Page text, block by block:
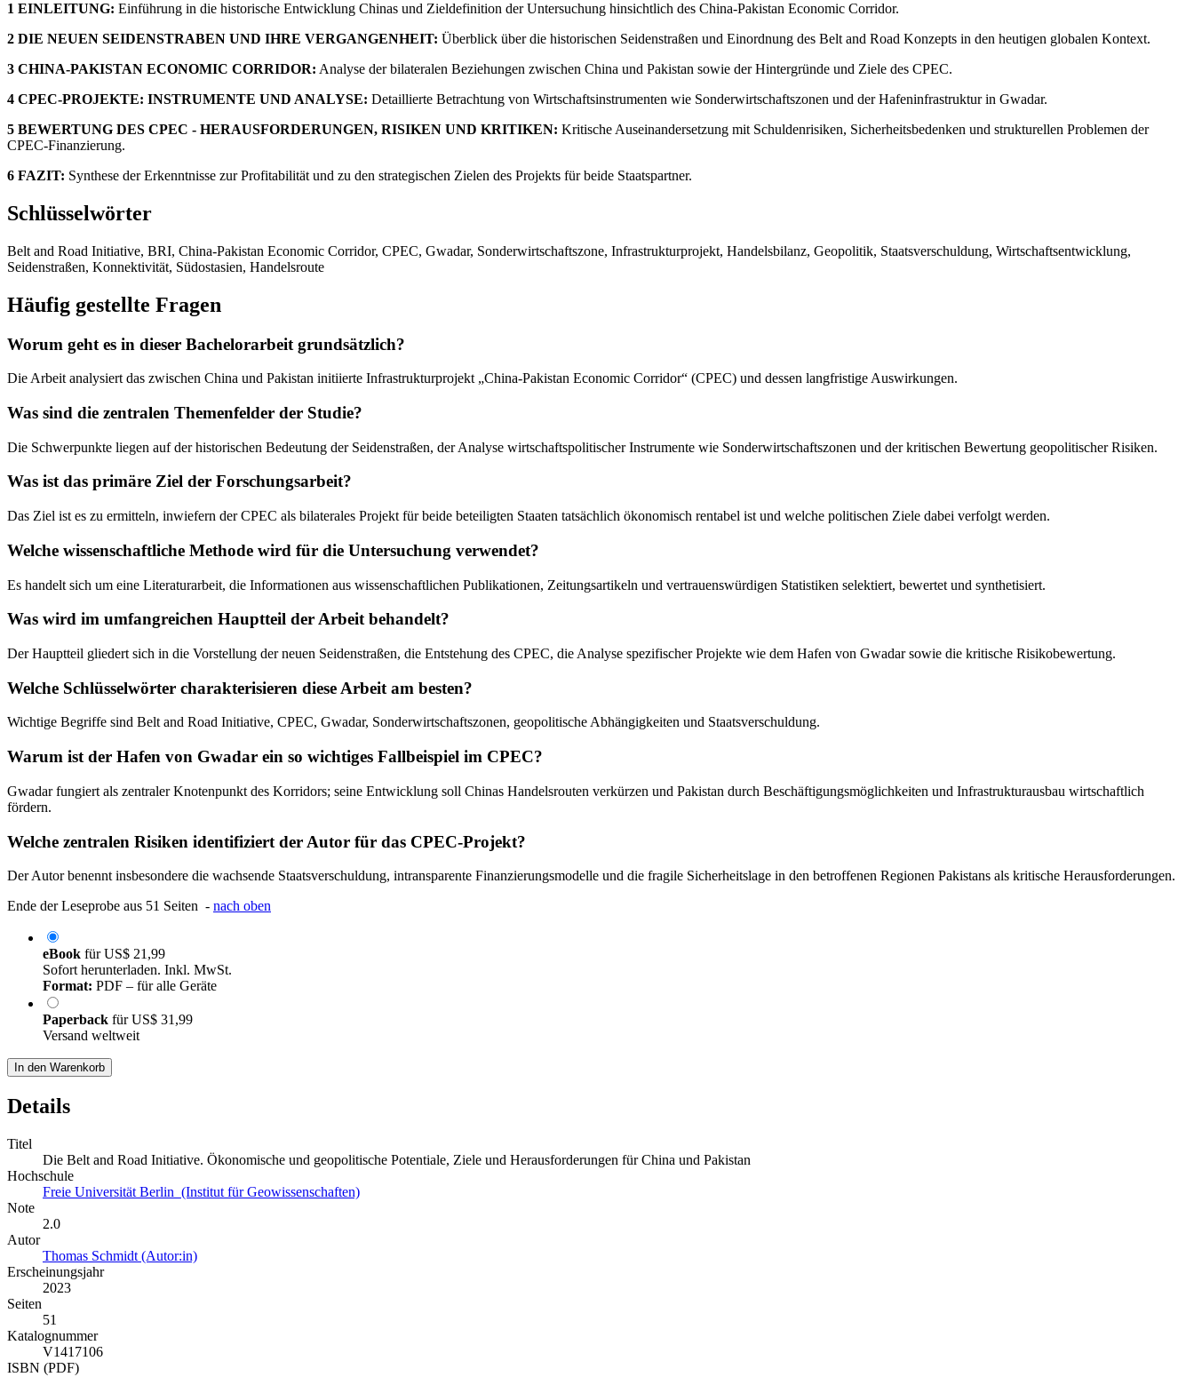
1 EINLEITUNG: Einführung in die historische Entwicklung Chinas und Zieldefinition der Untersuchung hinsichtlich des China-Pakistan Economic Corridor.
2 DIE NEUEN SEIDENSTRABEN UND IHRE VERGANGENHEIT: Überblick über die historischen Seidenstraßen und Einordnung des Belt and Road Konzepts in den heutigen globalen Kontext.
3 CHINA-PAKISTAN ECONOMIC CORRIDOR: Analyse der bilateralen Beziehungen zwischen China und Pakistan sowie der Hintergründe und Ziele des CPEC.
4 CPEC-PROJEKTE: INSTRUMENTE UND ANALYSE: Detaillierte Betrachtung von Wirtschaftsinstrumenten wie Sonderwirtschaftszonen und der Hafeninfrastruktur in Gwadar.
5 BEWERTUNG DES CPEC - HERAUSFORDERUNGEN, RISIKEN UND KRITIKEN: Kritische Auseinandersetzung mit Schuldenrisiken, Sicherheitsbedenken und strukturellen Problemen der
CPEC-Finanzierung.
6 FAZIT: Synthese der Erkenntnisse zur Profitabilität und zu den strategischen Zielen des Projekts für beide Staatspartner.
Schlüsselwörter
Belt and Road Initiative, BRI, China-Pakistan Economic Corridor, CPEC, Gwadar, Sonderwirtschaftszone, Infrastrukturprojekt, Handelsbilanz, Geopolitik, Staatsverschuldung, Wirtschaftsentwicklung,
Seidenstraßen, Konnektivität, Südostasien, Handelsroute
Häufig gestellte Fragen
Worum geht es in dieser Bachelorarbeit grundsätzlich?
Die Arbeit analysiert das zwischen China und Pakistan initiierte Infrastrukturprojekt „China-Pakistan Economic Corridor“ (CPEC) und dessen langfristige Auswirkungen.
Was sind die zentralen Themenfelder der Studie?
Die Schwerpunkte liegen auf der historischen Bedeutung der Seidenstraßen, der Analyse wirtschaftspolitischer Instrumente wie Sonderwirtschaftszonen und der kritischen Bewertung geopolitischer Risiken.
Was ist das primäre Ziel der Forschungsarbeit?
Das Ziel ist es zu ermitteln, inwiefern der CPEC als bilaterales Projekt für beide beteiligten Staaten tatsächlich ökonomisch rentabel ist und welche politischen Ziele dabei verfolgt werden.
Welche wissenschaftliche Methode wird für die Untersuchung verwendet?
Es handelt sich um eine Literaturarbeit, die Informationen aus wissenschaftlichen Publikationen, Zeitungsartikeln und vertrauenswürdigen Statistiken selektiert, bewertet und synthetisiert.
Was wird im umfangreichen Hauptteil der Arbeit behandelt?
Der Hauptteil gliedert sich in die Vorstellung der neuen Seidenstraßen, die Entstehung des CPEC, die Analyse spezifischer Projekte wie dem Hafen von Gwadar sowie die kritische Risikobewertung.
Welche Schlüsselwörter charakterisieren diese Arbeit am besten?
Wichtige Begriffe sind Belt and Road Initiative, CPEC, Gwadar, Sonderwirtschaftszonen, geopolitische Abhängigkeiten und Staatsverschuldung.
Warum ist der Hafen von Gwadar ein so wichtiges Fallbeispiel im CPEC?
Gwadar fungiert als zentraler Knotenpunkt des Korridors; seine Entwicklung soll Chinas Handelsrouten verkürzen und Pakistan durch Beschäftigungsmöglichkeiten und Infrastrukturausbau wirtschaftlich
fördern.
Welche zentralen Risiken identifiziert der Autor für das CPEC-Projekt?
Der Autor benennt insbesondere die wachsende Staatsverschuldung, intransparente Finanzierungsmodelle und die fragile Sicherheitslage in den betroffenen Regionen Pakistans als kritische Herausforderungen.
Ende der Leseprobe aus 51 Seiten - nach oben
eBook fürUS$ 21,99
Sofort herunterladen. Inkl. MwSt.
Format: PDF – für alle Geräte
Paperback fürUS$ 31,99
Versand weltweit
In den Warenkorb
Details
Titel
Die Belt and Road Initiative. Ökonomische und geopolitische Potentiale, Ziele und Herausforderungen für China und Pakistan
Hochschule
Freie Universität Berlin (Institut für Geowissenschaften)
Note
2.0
Autor
Thomas Schmidt (Autor:in)
Erscheinungsjahr
2023
Seiten
51
Katalognummer
V1417106
ISBN (PDF)